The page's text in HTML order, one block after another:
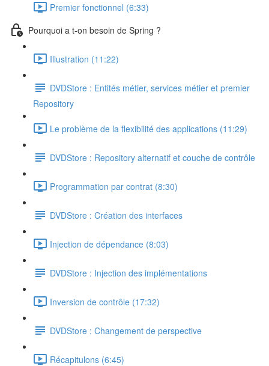
Premier fonctionnel (6:33)
Pourquoi a t-on besoin de Spring ?
Illustration (11:22)
DVDStore : Entités métier, services métier et premier
Repository
Le problème de la flexibilité des applications (11:29)
DVDStore : Repository alternatif et couche de contrôle
Programmation par contrat (8:30)
DVDStore : Création des interfaces
Injection de dépendance (8:03)
DVDStore : Injection des implémentations
Inversion de contrôle (17:32)
DVDStore : Changement de perspective
Récapitulons (6:45)